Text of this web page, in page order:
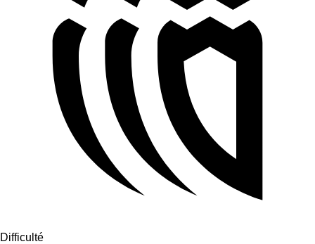
Difficulté